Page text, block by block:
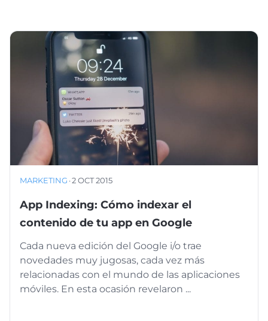
MARKETING ·2 OCT 2015
App Indexing: Cómo indexar el
contenido de tu app en Google
Cada nueva edición del Google i/o trae
novedades muy jugosas, cada vez más
relacionadas con el mundo de las aplicaciones
móviles. En esta ocasión revelaron ...